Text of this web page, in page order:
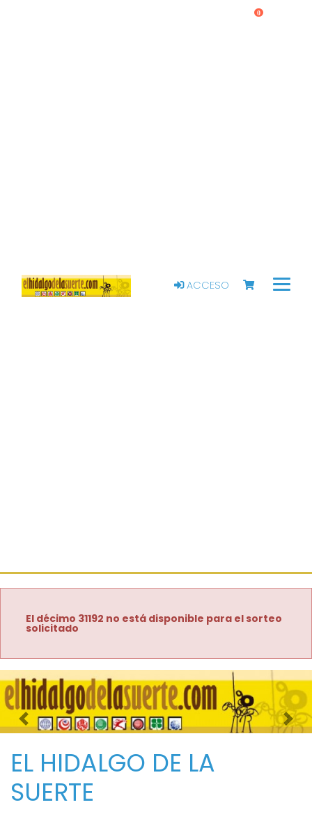
ACCESO
0
El décimo 31192 no está disponible para el sorteo
solicitado
Imagen anterior
EL HIDALGO DE LA
SUERTE